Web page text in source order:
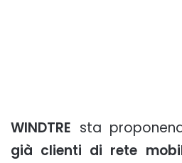
WINDTRE sta
già clienti di rete